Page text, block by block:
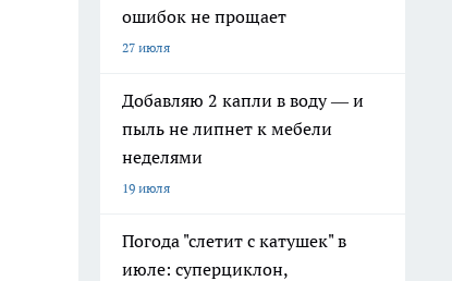
ошибок не прощает
27 июля
Добавляю 2 капли в воду — и
пыль не липнет к мебели
неделями
19 июля
Погода "слетит с катушек" в
июле: суперциклон,